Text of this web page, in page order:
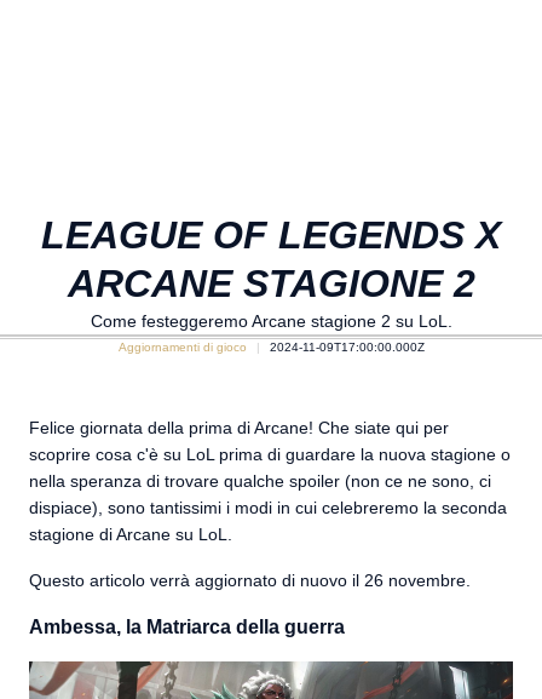
LEAGUE OF LEGENDS X
ARCANE STAGIONE 2
Come festeggeremo Arcane stagione 2 su LoL.
Aggiornamenti di gioco 2024-11-09T17:00:00.000Z
Felice giornata della prima di Arcane! Che siate qui per
scoprire cosa c'è su LoL prima di guardare la nuova stagione o
nella speranza di trovare qualche spoiler (non ce ne sono, ci
dispiace), sono tantissimi i modi in cui celebreremo la seconda
stagione di Arcane su LoL.
Questo articolo verrà aggiornato di nuovo il 26 novembre.
Ambessa, la Matriarca della guerra